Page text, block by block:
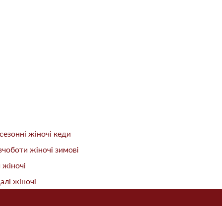
жіночі кеди
жіночі зимові
жіночі